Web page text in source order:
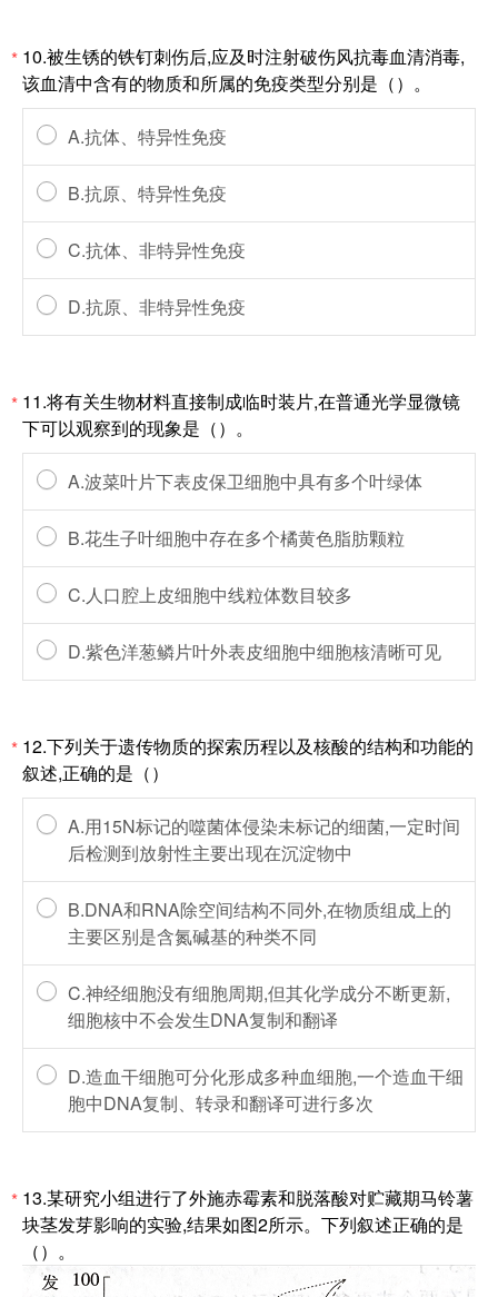
* 10.被生锈的铁钉刺伤后,应及时注射破伤风抗毒血清消毒,
该血清中含有的物质和所属的免疫类型分别是（）。
A.抗体、特异性免疫
B.抗原、特异性免疫
C.抗体、非特异性免疫
D.抗原、非特异性免疫
* 11.将有关生物材料直接制成临时装片,在普通光学显微镜
下可以观察到的现象是（）。
A.波菜叶片下表皮保卫细胞中具有多个叶绿体
B.花生子叶细胞中存在多个橘黄色脂肪颗粒
C.人口腔上皮细胞中线粒体数目较多
D.紫色洋葱鳞片叶外表皮细胞中细胞核清晰可见
* 12.下列关于遗传物质的探索历程以及核酸的结构和功能的
叙述,正确的是（）
A.用15N标记的噬菌体侵染未标记的细菌,一定时间
后检测到放射性主要出现在沉淀物中
B.DNA和RNA除空间结构不同外,在物质组成上的
主要区别是含氮碱基的种类不同
C.神经细胞没有细胞周期,但其化学成分不断更新,
细胞核中不会发生DNA复制和翻译
D.造血干细胞可分化形成多种血细胞,一个造血干细
胞中DNA复制、转录和翻译可进行多次
* 13.某研究小组进行了外施赤霉素和脱落酸对贮藏期马铃薯
块茎发芽影响的实验,结果如图2所示。下列叙述正确的是
（）。